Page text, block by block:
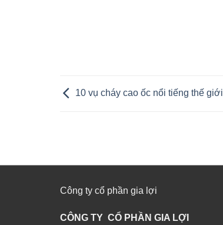
10 vụ cháy cao ốc nổi tiếng thế giới
Công ty cổ phần gia lợi
CÔNG TY CỔ PHẦN GIA LỢI